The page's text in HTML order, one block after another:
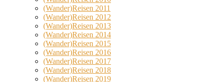
(Wander)Reisen 2011
(Wander)Reisen 2012
(Wander)Reisen 2013
(Wander)Reisen 2014
(Wander)Reisen 2015
(Wander)Reisen 2016
(Wander)Reisen 2017
(Wander)Reisen 2018
(Wander)Reisen 2019